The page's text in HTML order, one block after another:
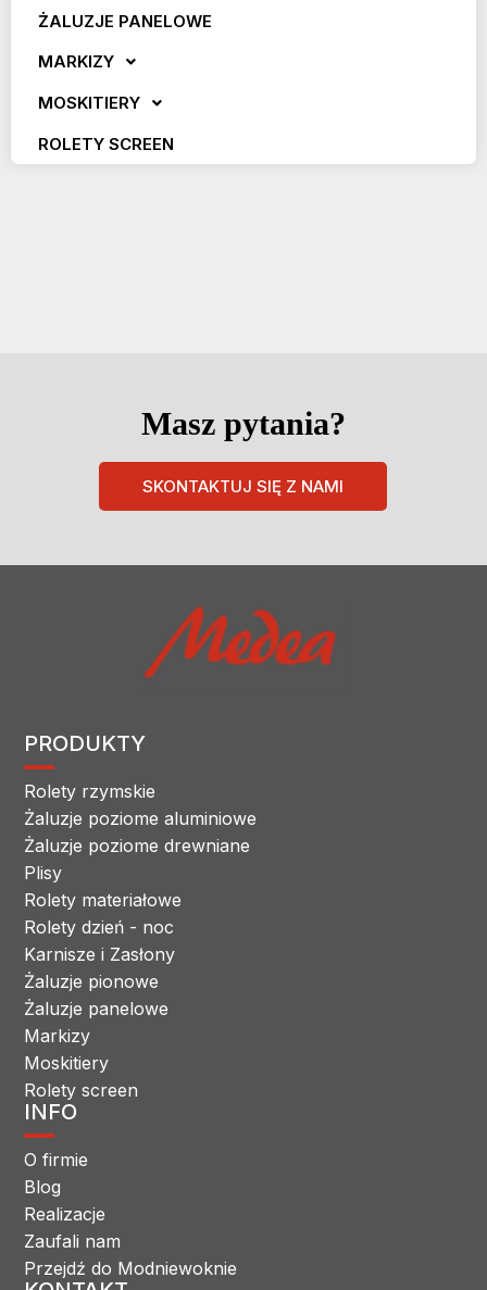
ŻALUZJE PANELOWE
MARKIZY
MOSKITIERY
ROLETY SCREEN
Masz pytania?
SKONTAKTUJ SIĘ Z NAMI
PRODUKTY
Rolety rzymskie
Żaluzje poziome aluminiowe
Żaluzje poziome drewniane
Plisy
Rolety materiałowe
Rolety dzień - noc
Karnisze i Zasłony
Żaluzje pionowe
Żaluzje panelowe
Markizy
Moskitiery
Rolety screen
INFO
O firmie
Blog
Realizacje
Zaufali nam
Przejdź do Modniewoknie